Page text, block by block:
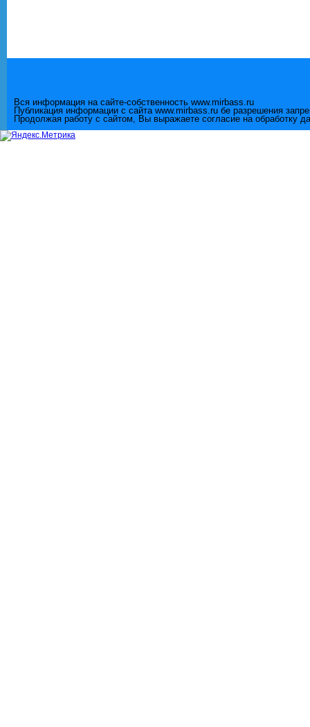
Вся информация на сайте-собственность www.mirbass.ru
Публикация информации с сайта www.mirbass.ru бе разрешения
Продолжая работу с сайтом, Вы выражаете согласие на обработку